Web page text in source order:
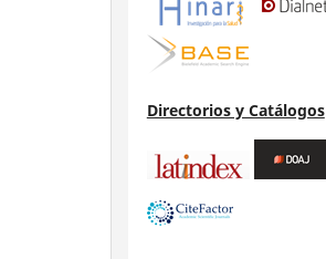
Directorios y Catálogos